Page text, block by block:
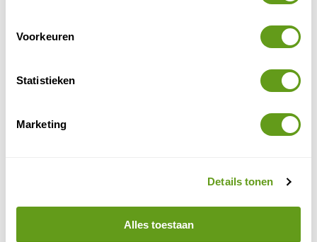
Voorkeuren
Statistieken
Marketing
Details tonen
Alles toestaan
ANWB - Winterreis Dalarna
Fijne winterse reis naar Zweden. Inclusief toffe